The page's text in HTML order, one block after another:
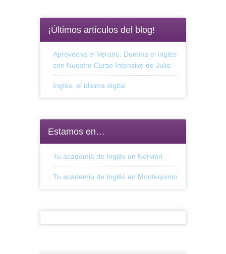
¡Últimos artículos del blog!
Aprovecha el Verano: Domina el inglés
con Nuestro Curso Intensivo de Julio
Inglés, el idioma digital
Estamos en…
Tu academia de Inglés en Nervión
Tu academia de Inglés en Montequinto